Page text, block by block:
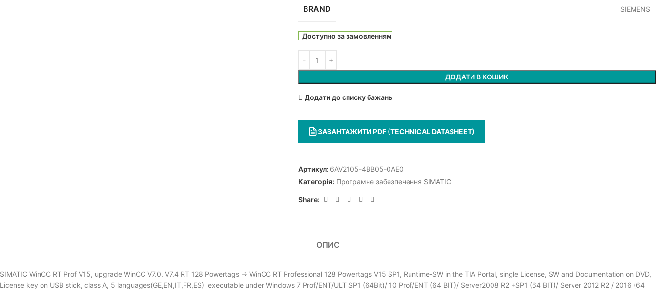
BRAND SIEMENS
Доступно за замовленням
ДОДАТИ В КОШИК
Додати до списку бажань
ЗАВАНТАЖИТИ PDF (TECHNICAL DATASHEET)
Артикул: 6AV2105-4BB05-0AE0
Категорія: Програмне забезпечення SIMATIC
Share:
ОПИС
SIMATIC WinCC RT Prof V15, upgrade WinCC V7.0..V7.4 RT 128 Powertags -> WinCC RT Professional 128 Powertags V15 SP1, Runtime-SW in the TIA Portal, single License, SW and Documentation on DVD,
License key on USB stick, class A, 5 languages(GE,EN,IT,FR,ES), executable under Windows 7 Prof/ENT/ULT SP1 (64Bit)/ 10 Prof/ENT (64 BIT)/ Server2008 R2 +SP1 (64 BIT)/ Server 2012 R2 / 2016 (64